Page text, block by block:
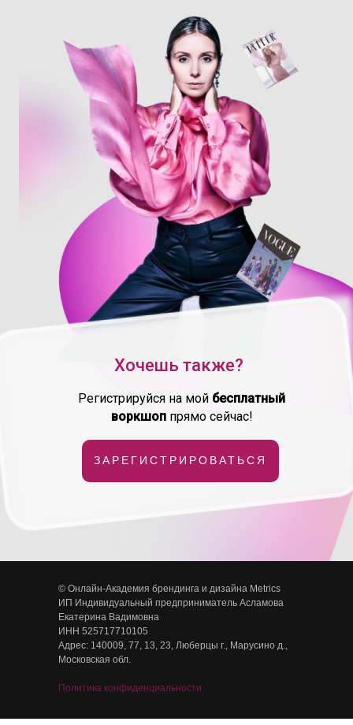
ЗАРЕГИСТРИРОВАТЬСЯ
Хочешь также?
Регистрируйся на мой бесплатный
воркшоппрямо сейчас!
© Онлайн-Академия брендинга и дизайна Metrics
ИП Индивидуальный предприниматель Асламова
Екатерина Вадимовна
ИНН 525717710105
Адрес: 140009, 77, 13, 23, Люберцы г., Марусино д.,
Московская обл.
Политика конфиденциальности